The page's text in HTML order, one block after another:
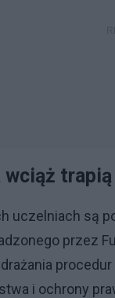
uczelniach są
przez
i ochrony